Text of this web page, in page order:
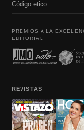
Código etico
PREMIOS A LA
EDITORIAL
REVISTAS